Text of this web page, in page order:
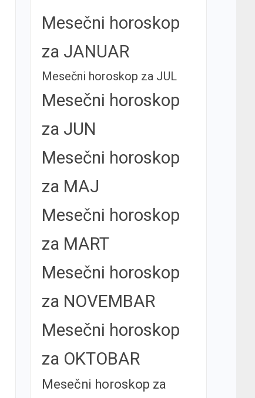
Mesečni horoskop
za JANUAR
Mesečni horoskop za JUL
Mesečni horoskop
za JUN
Mesečni horoskop
za MAJ
Mesečni horoskop
za MART
Mesečni horoskop
za NOVEMBAR
Mesečni horoskop
za OKTOBAR
Mesečni horoskop za